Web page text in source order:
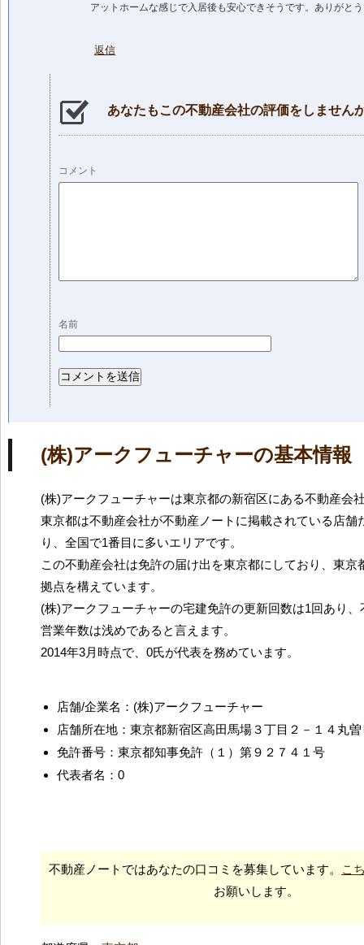
アットホームな感じで入居後も安心できそうです。ありがと
返信
あなたもこの不動産会社の評価をしません
コメント
名前
(株)アークフューチャーの基本情報
(株)アークフューチャーは東京都の新宿区にある不動産会
東京都は不動産会社が不動産ノートに掲載されている店舗
り、全国で1番目に多いエリアです。
この不動産会社は免許の届け出を東京都にしており、東京
拠点を構えています。
(株)アークフューチャーの宅建免許の更新回数は1回あり
営業年数は浅めであると言えます。
2014年3月時点で、0氏が代表を務めています。
店舗/企業名：(株)アークフューチャー
店舗所在地：東京都新宿区高田馬場３丁目２－１４丸
免許番号：東京都知事免許（１）第９２７４１号
代表者名：0
不動産ノートではあなたの口コミを募集しています。
こ
お願いします。